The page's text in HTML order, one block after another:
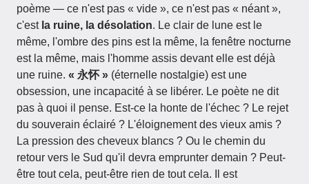
poème — ce n'est pas « vide », ce n'est pas « néant »,
c'est la ruine, la désolation. Le clair de lune est le
même, l'ombre des pins est la même, la fenêtre nocturne
est la même, mais l'homme assis devant elle est déjà
une ruine. « 永怀 » (éternelle nostalgie) est une
obsession, une incapacité à se libérer. Le poète ne dit
pas à quoi il pense. Est-ce la honte de l'échec ? Le rejet
du souverain éclairé ? L'éloignement des vieux amis ?
La pression des cheveux blancs ? Ou le chemin du
retour vers le Sud qu'il devra emprunter demain ? Peut-
être tout cela, peut-être rien de tout cela. Il est